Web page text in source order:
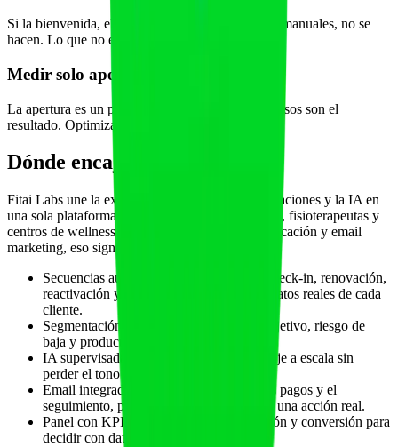
Si la bienvenida, el check-in y la renovación son manuales, no se
hacen. Lo que no está automatizado, se olvida.
Medir solo aperturas
La apertura es un proxy; la conversión y los ingresos son el
resultado. Optimiza para el negocio.
Dónde encaja Fitai Labs
Fitai Labs une la experiencia del cliente, las operaciones y la IA en
una sola plataforma para gimnasios, entrenadores, fisioterapeutas y
centros de wellness. En lo que respecta a comunicación y email
marketing, eso significa:
Secuencias automáticas de onboarding, check-in, renovación,
reactivación y winback conectadas a los datos reales de cada
cliente.
Segmentación dinámica por asistencia, objetivo, riesgo de
baja y productos contratados.
IA supervisada para personalizar el mensaje a escala sin
perder el tono profesional de tu marca.
Email integrado con la app del cliente, los pagos y el
seguimiento, para que cada correo lleve a una acción real.
Panel con KPIs de comunicación, retención y conversión para
decidir con datos.